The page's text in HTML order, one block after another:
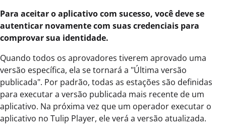
Para aceitar o aplicativo com sucesso, você deve se
autenticar novamente com suas credenciais para
comprovar sua identidade.
Quando todos os aprovadores tiverem aprovado uma
versão específica, ela se tornará a "Última versão
publicada". Por padrão, todas as estações são definidas
para executar a versão publicada mais recente de um
aplicativo. Na próxima vez que um operador executar o
aplicativo no Tulip Player, ele verá a versão atualizada.